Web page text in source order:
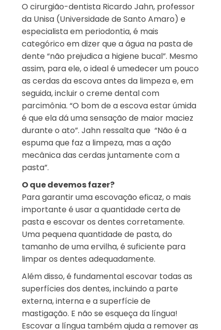
O cirurgião-dentista Ricardo Jahn, professor
da Unisa (Universidade de Santo Amaro) e
especialista em periodontia, é mais
categórico em dizer que a água na pasta de
dente “não prejudica a higiene bucal”. Mesmo
assim, para ele, o ideal é umedecer um pouco
as cerdas da escova antes da limpeza e, em
seguida, incluir o creme dental com
parcimônia. “O bom de a escova estar úmida
é que ela dá uma sensação de maior maciez
durante o ato”. Jahn ressalta que “Não é a
espuma que faz a limpeza, mas a ação
mecânica das cerdas juntamente com a
pasta”.
O que devemos fazer?
Para garantir uma escovação eficaz, o mais
importante é usar a quantidade certa de
pasta e escovar os dentes corretamente.
Uma pequena quantidade de pasta, do
tamanho de uma ervilha, é suficiente para
limpar os dentes adequadamente.
Além disso, é fundamental escovar todas as
superfícies dos dentes, incluindo a parte
externa, interna e a superfície de
mastigação. E não se esqueça da língua!
Escovar a língua também ajuda a remover as